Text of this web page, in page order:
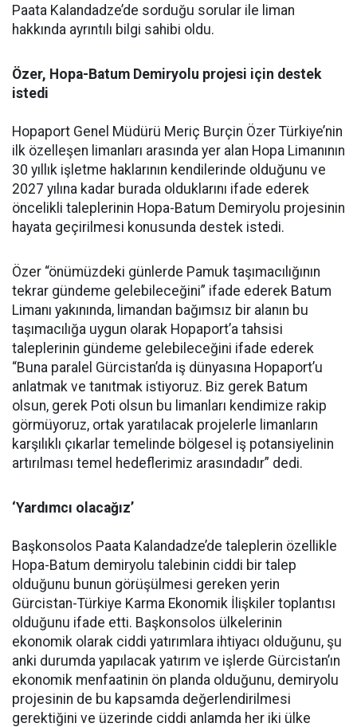
Paata Kalandadze’de sorduğu sorular ile liman
hakkında ayrıntılı bilgi sahibi oldu.
Özer, Hopa-Batum Demiryolu projesi için destek
istedi
Hopaport Genel Müdürü Meriç Burçin Özer Türkiye’nin
ilk özelleşen limanları arasında yer alan Hopa Limanının
30 yıllık işletme haklarının kendilerinde olduğunu ve
2027 yılına kadar burada olduklarını ifade ederek
öncelikli taleplerinin Hopa-Batum Demiryolu projesinin
hayata geçirilmesi konusunda destek istedi.
Özer “önümüzdeki günlerde Pamuk taşımacılığının
tekrar gündeme gelebileceğini” ifade ederek Batum
Limanı yakınında, limandan bağımsız bir alanın bu
taşımacılığa uygun olarak Hopaport’a tahsisi
taleplerinin gündeme gelebileceğini ifade ederek
“Buna paralel Gürcistan’da iş dünyasına Hopaport’u
anlatmak ve tanıtmak istiyoruz. Biz gerek Batum
olsun, gerek Poti olsun bu limanları kendimize rakip
görmüyoruz, ortak yaratılacak projelerle limanların
karşılıklı çıkarlar temelinde bölgesel iş potansiyelinin
artırılması temel hedeflerimiz arasındadır” dedi.
‘Yardımcı olacağız’
Başkonsolos Paata Kalandadze’de taleplerin özellikle
Hopa-Batum demiryolu talebinin ciddi bir talep
olduğunu bunun görüşülmesi gereken yerin
Gürcistan-Türkiye Karma Ekonomik İlişkiler toplantısı
olduğunu ifade etti. Başkonsolos ülkelerinin
ekonomik olarak ciddi yatırımlara ihtiyacı olduğunu, şu
anki durumda yapılacak yatırım ve işlerde Gürcistan’ın
ekonomik menfaatinin ön planda olduğunu, demiryolu
projesinin de bu kapsamda değerlendirilmesi
gerektiğini ve üzerinde ciddi anlamda her iki ülke